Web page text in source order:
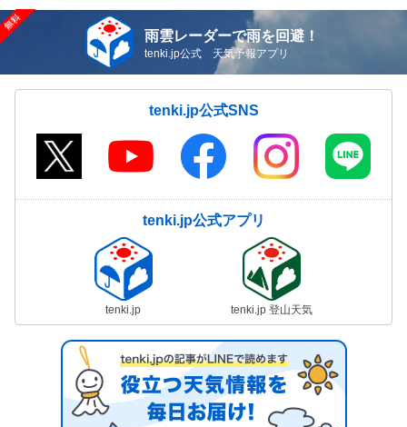
雨雲レーダーで雨を回避！
tenki.jp公式 天気予報アプリ
tenki.jp公式SNS
tenki.jp公式アプリ
tenki.jp tenki.jp 登山天気